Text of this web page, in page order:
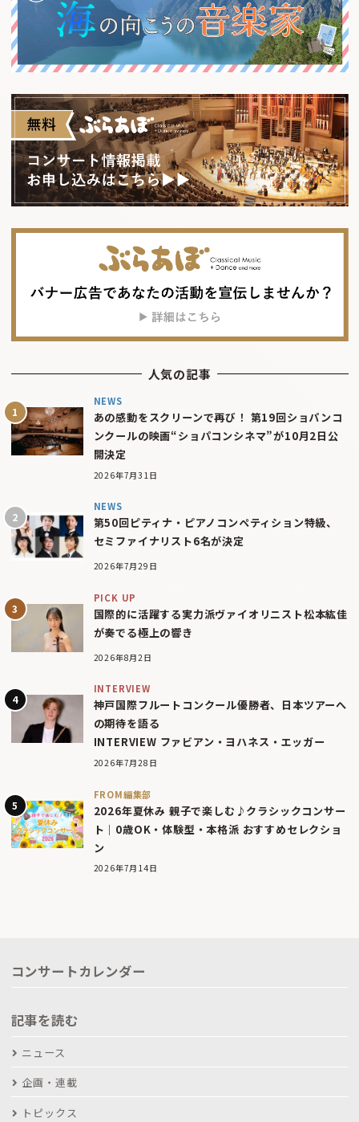
人気の記事
NEWS
あの感動をスクリーンで再び！ 第19回ショパンコ
ンクールの映画“ショパコンシネマ”が10月2日公
開決定
2026年7月31日
NEWS
第50回ピティナ・ピアノコンペティション特級、
セミファイナリスト6名が決定
2026年7月29日
PICK UP
国際的に活躍する実力派ヴァイオリニスト松本紘佳
が奏でる極上の響き
2026年8月2日
INTERVIEW
神戸国際フルートコンクール優勝者、日本ツアーへ
の期待を語る
INTERVIEW ファビアン・ヨハネス・エッガー
2026年7月28日
FROM編集部
2026年夏休み 親子で楽しむ♪クラシックコンサー
ト｜0歳OK・体験型・本格派 おすすめセレクショ
ン
2026年7月14日
コンサートカレンダー
記事を読む
ニュース
企画・連載
トピックス